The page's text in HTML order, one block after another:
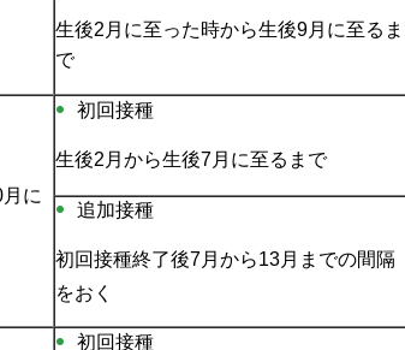
生後2月に至った時から生後9月に至るま
で
に
初回接種
生後2月から生後7月に至るまで
追加接種
初回接種終了後7月から13月までの間隔
をおく
初回接種